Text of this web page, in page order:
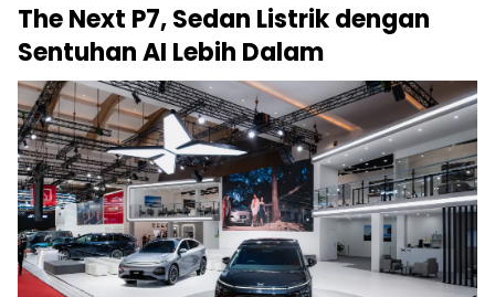
The Next P7, Sedan Listrik dengan
Sentuhan AI Lebih Dalam